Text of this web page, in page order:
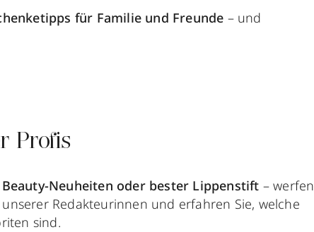
für Familie und Freunde – und
Profis
Neuheiten oder bester Lippenstift – werfen
Redakteurinnen und erfahren Sie, welche
sind.